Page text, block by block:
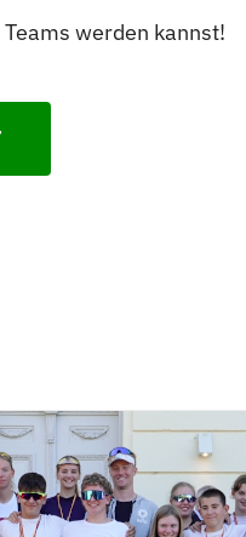
werden kannst!